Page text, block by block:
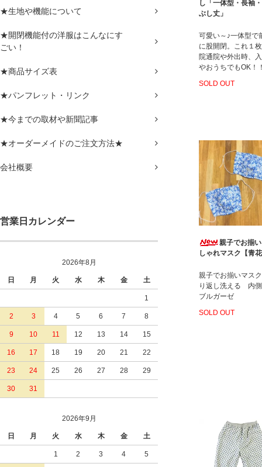
★生地や機能について
★開閉機能付の洋服はこんなにす
ごい！
★商品サイズ表
★パンフレット・リンク
★今までの取材や新聞記事
★オーダーメイドのご注文方法★
会社概要
営業日カレンダー
2026年8月
日 月 火 水 木 金 土
1
2 3 4 5 6 7 8
9 10 11 12 13 14 15
16 17 18 19 20 21 22
23 24 25 26 27 28 29
30 31
2026年9月
日 月 火 水 木 金 土
1 2 3 4 5
し「一体型・長袖
ぶし丈」
可愛い～♪一体型で
に股開閉。これ１
院通院や外出時、
やおうちでもOK！
SOLD OUT
親子でお揃
しゃれマスク【青
親子でお揃いマス
り返し洗える 内
ブルガーゼ
SOLD OUT